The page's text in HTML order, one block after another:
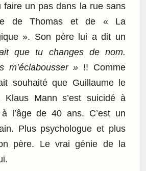
faire un pas dans la rue sans
de Thomas et de « La
». Son père lui a dit un
que tu changes de nom.
m’éclabousser » !! Comme
souhaité que Guillaume le
Klaus Mann s’est suicidé à
l’âge de 40 ans. C’est un
Plus psychologue et plus
père. Le vrai génie de la